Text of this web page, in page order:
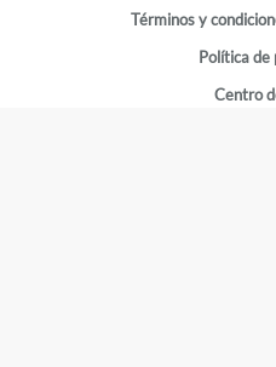
Términos y
Política de
Centro